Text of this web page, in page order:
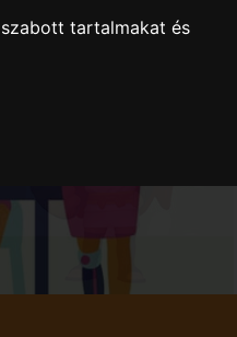
tartalmakat és